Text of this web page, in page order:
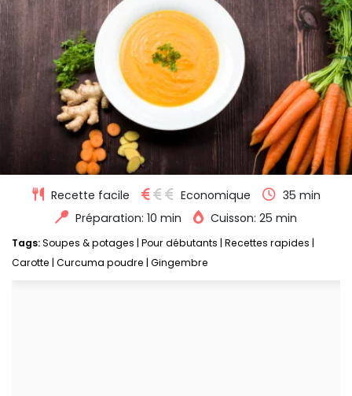
Recette facile Economique
35 min
Préparation: 10 min
Cuisson: 25 min
Tags:Soupes & potages Pour débutants Recettes rapides
Carotte Curcuma poudre Gingembre